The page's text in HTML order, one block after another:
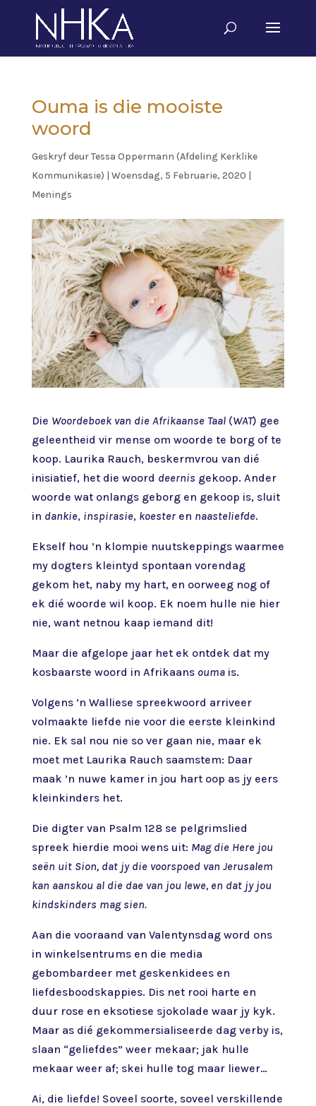
Ouma is die mooiste
woord
Geskryf deurTessa Oppermann (Afdeling Kerklike
Kommunikasie) | Woensdag, 5 Februarie, 2020 |
Menings
Die Woordeboek van die Afrikaanse Taal(WAT) gee
geleentheid vir mense om woorde te borg of te
koop. Laurika Rauch, beskermvrou van dié
inisiatief, het die woord deernis gekoop. Ander
woorde wat onlangs geborg en gekoop is, sluit
in dankie, inspirasie, koesteren naasteliefde.
Ekself hou ’n klompie nuutskeppings waarmee
my dogters kleintyd spontaan vorendag
gekom het, naby my hart, en oorweeg nog of
ek dié woorde wil koop. Ek noem hulle nie hier
nie, want netnou kaap iemand dit!
Maar die afgelope jaar het ek ontdek dat my
kosbaarste woord in Afrikaans oumais.
Volgens ’n Walliese spreekwoord arriveer
volmaakte liefde nie voor die eerste kleinkind
nie. Ek sal nou nie so ver gaan nie, maar ek
moet met Laurika Rauch saamstem: Daar
maak ’n nuwe kamer in jou hart oop as jy eers
kleinkinders het.
Die digter van Psalm 128 se pelgrimslied
spreek hierdie mooi wens uit: Mag die Here jou
seën uit Sion, dat jy die voorspoed van Jerusalem
kan aanskou al die dae van jou lewe, en dat jy jou
kindskinders mag sien.
Aan die vooraand van Valentynsdag word ons
in winkelsentrums en die media
gebombardeer met geskenkidees en
liefdesboodskappies. Dis net rooi harte en
duur rose en eksotiese sjokolade waar jy kyk.
Maar as dié gekommersialiseerde dag verby is,
slaan “geliefdes” weer mekaar; jak hulle
mekaar weer af; skei hulle tog maar liewer…
Ai, die liefde! Soveel soorte, soveel verskillende